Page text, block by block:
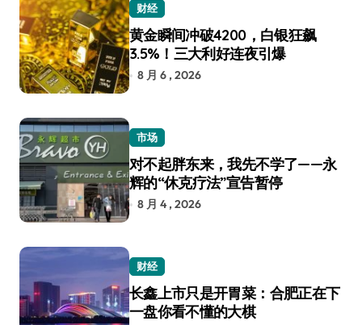
财经
黄金瞬间冲破4200，白银狂飙
3.5%！三大利好连夜引爆
8 月 6 , 2026
市场
对不起胖东来，我先不学了——永
辉的“休克疗法”宣告暂停
8 月 4 , 2026
财经
长鑫上市只是开胃菜：合肥正在下
一盘你看不懂的大棋